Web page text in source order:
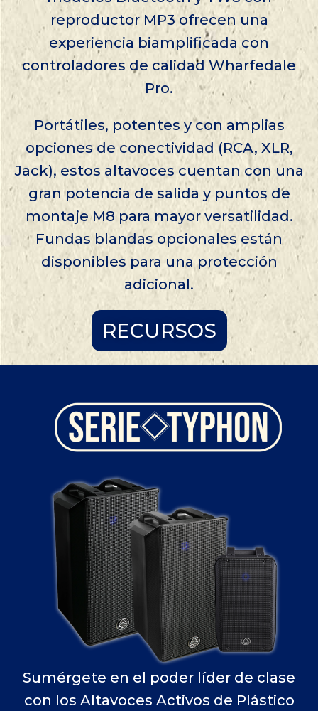
reproductor MP3 ofrecen una
experiencia biamplificada con
controladores de calidad Wharfedale
Pro.
Portátiles, potentes y con amplias
opciones de conectividad (RCA, XLR,
Jack), estos altavoces cuentan con una
gran potencia de salida y puntos de
montaje M8 para mayor versatilidad.
Fundas blandas opcionales están
disponibles para una protección
adicional.
RECURSOS
Sumérgete en el poder líder de clase
con los Altavoces Activos de Plástico